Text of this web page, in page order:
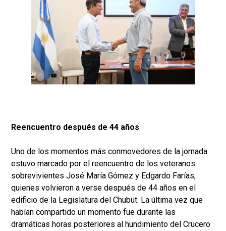
Reencuentro después de 44 años
Uno de los momentos más conmovedores de la jornada
estuvo marcado por el reencuentro de los veteranos
sobrevivientes José María Gómez y Edgardo Farías,
quienes volvieron a verse después de 44 años en el
edificio de la Legislatura del Chubut. La última vez que
habían compartido un momento fue durante las
dramáticas horas posteriores al hundimiento del Crucero